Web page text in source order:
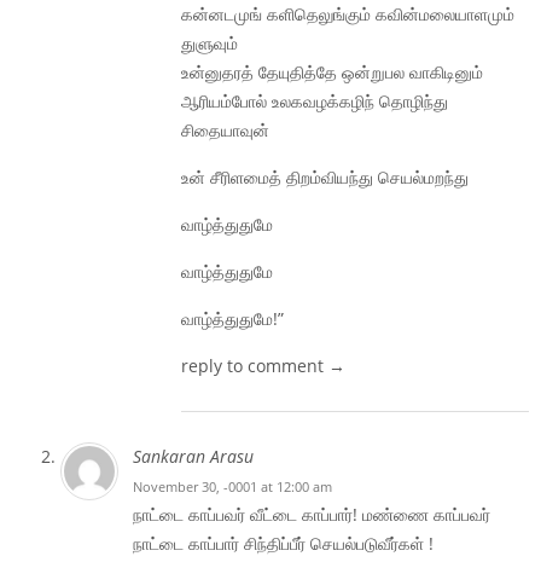
கன்னடமுங் களிதெலுங்கும் கவின்மலையாளமும்
துளுவும்
உன்னுதரத் தேயுதித்தே ஒன்றுபல வாகிடினும்
ஆரியம்போல் உலகவழக்கழிந் தொழிந்து
சிதையாவுன்
உன் சீரிளமைத் திறம்வியந்து செயல்மறந்து
வாழ்த்துதுமே
வாழ்த்துதுமே
வாழ்த்துதுமே!”
reply to comment →
Sankaran Arasu
November 30, -0001 at 12:00 am
நாட்டை காப்பவர் வீட்டை காப்பார்! மண்ணை காப்பவர்
நாட்டை காப்பார் சிந்திப்பீர் செயல்படுவீர்கள் !